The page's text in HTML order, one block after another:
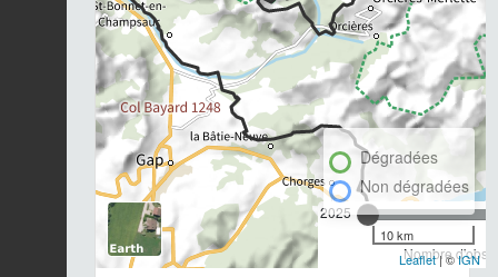
2025
Nombre
Dégradées
Non dégradées
10 km
Leaflet| ©IGN